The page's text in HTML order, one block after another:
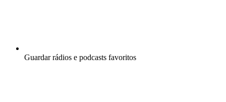
Guardar rádios e podcasts favoritos